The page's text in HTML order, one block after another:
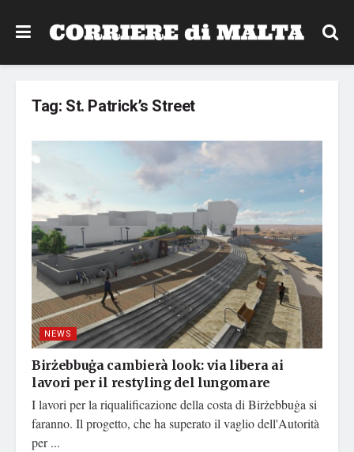
Tag: St. Patrick’s Street
NEWS
Birżebbuġa cambierà look: via libera ai
lavori per il restyling del lungomare
I lavori per la riqualificazione della costa di Birżebbuġa si
faranno. Il progetto, che ha superato il vaglio dell'Autorità
per ...